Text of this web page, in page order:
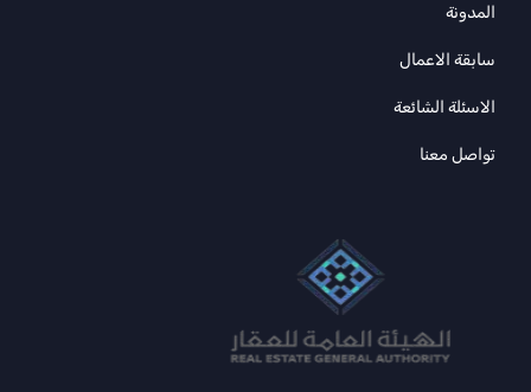
المدونة
سابقة الاعمال
الاسئلة الشائعة
تواصل معنا